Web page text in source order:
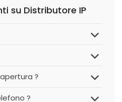
su Distributore IP
?
?